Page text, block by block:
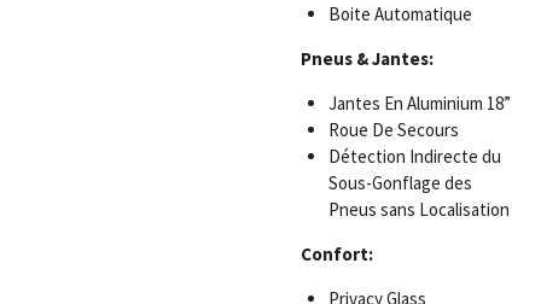
Boite Automatique
Pneus & Jantes:
Jantes En Aluminium 18”
Roue De Secours
Détection Indirecte du
Sous-Gonflage des
Pneus sans Localisation
Confort:
Privacy Glass